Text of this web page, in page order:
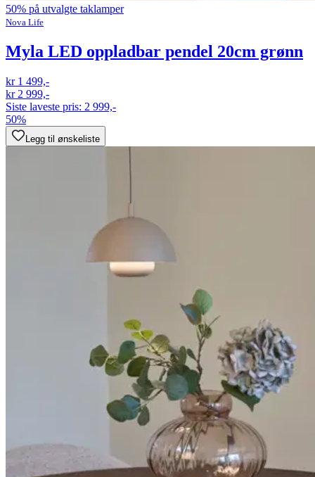
50% på utvalgte taklamper
Nova Life
Myla LED oppladbar pendel 20cm grønn
kr 1 499,-
kr 2 999,-
Siste laveste pris: 2 999,-
50%
Legg til ønskeliste